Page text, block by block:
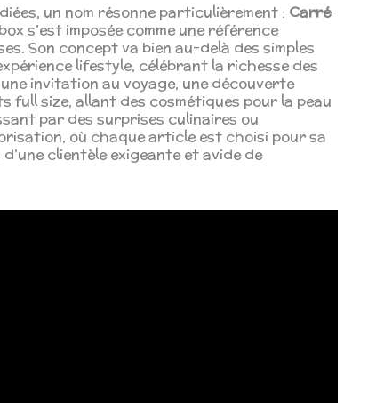
un nom résonne particulièrement : Carré
s’est imposée comme une référence
Son concept va bien au-delà des simples
lifestyle, célébrant la richesse des
invitation au voyage, une découverte
size, allant des cosmétiques pour la peau
par des surprises culinaires ou
où chaque article est choisi pour sa
clientèle exigeante et avide de